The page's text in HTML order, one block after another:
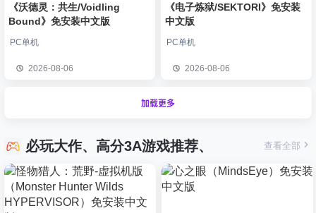
《沃德灵：共生/Voidling
Bound》免安装中文版
PC单机
2026-08-06
《电子炼狱/SEKTORI》免安装
中文版
PC单机
2026-08-06
加载更多
必玩大作、高分3A游戏推荐、 查看全部